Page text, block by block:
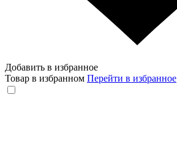
Добавить в избранное
Товар в избранном Перейти в избранное